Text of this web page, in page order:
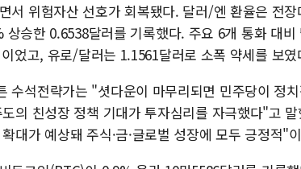
서 위험자산 선호가 회복됐다. 달러/엔 환율은 전
승한 0.6538달러를 기록했다. 주요 6개 통화 대
었고, 유로/달러는 1.1561달러로 소폭 약세를 보였
수석전략가는 "셧다운이 마무리되면 민주당이 정
의 친성장 정책 기대가 투자심리를 자극했다"고
대가 예상돼 주식·금·글로벌 성장에 모두 긍정적"